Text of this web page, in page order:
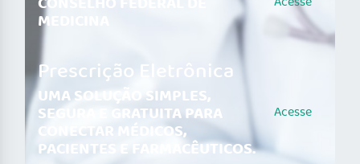
MEDICINA
Prescrição Eletrônica
UMA SOLUÇÃO SIMPLES,
SEGURA E GRATUITA PARA
CONECTAR MÉDICOS,
PACIENTES E FARMACÊUTICOS.
Acesse